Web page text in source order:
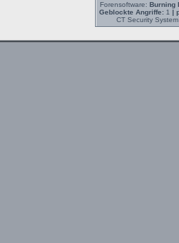
Forensoftware: Burning
Geblockte Angriffe:1 |
CT Security